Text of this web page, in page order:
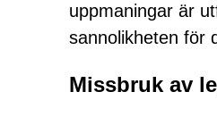
uppmaningar är
sannolikheten för
Missbruk av